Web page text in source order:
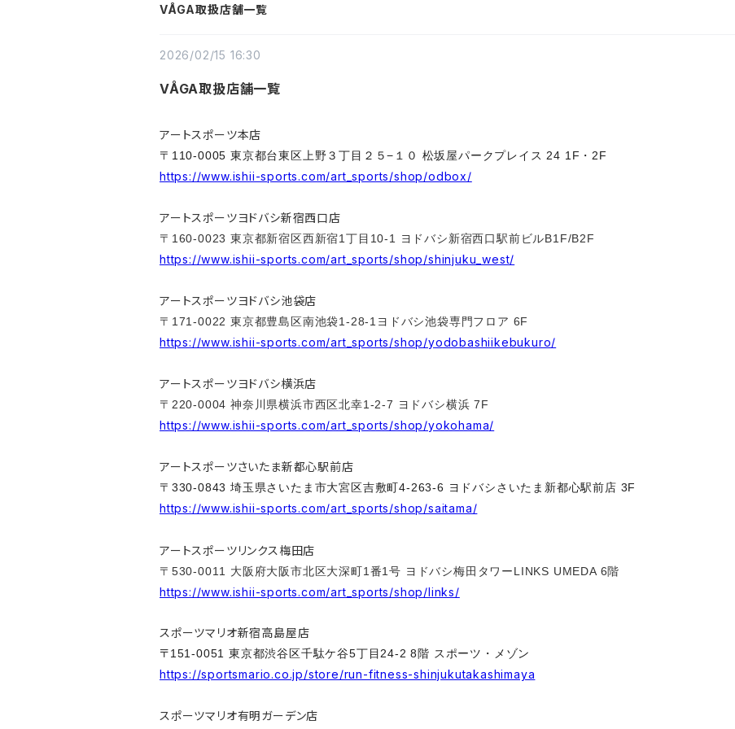
VÅGA取扱店舗一覧
2026/02/15 16:30
VÅGA取扱店舗一覧
アートスポーツ本店
〒110-0005 東京都台東区上野３丁目２５−１０ 松坂屋パークプレイス 24 1F・2F
https://www.ishii-sports.com/art_sports/shop/odbox/
アートスポーツヨドバシ新宿西口店
〒160-0023 東京都新宿区西新宿1丁目10-1 ヨドバシ新宿西口駅前ビルB1F/B2F
https://www.ishii-sports.com/art_sports/shop/shinjuku_west/
アートスポーツヨドバシ池袋店
〒171-0022 東京都豊島区南池袋1-28-1 ヨドバシ池袋専門フロア 6F
https://www.ishii-sports.com/art_sports/shop/yodobashiikebukuro/
アートスポーツヨドバシ横浜店
〒220-0004神奈川県横浜市西区北幸1-2-7 ヨドバシ横浜 7F
https://www.ishii-sports.com/art_sports/shop/yokohama/
アートスポーツさいたま新都心駅前店
〒330-0843 埼玉県さいたま市大宮区吉敷町4-263-6 ヨドバシさいたま新都心駅前店 3F
https://www.ishii-sports.com/art_sports/shop/saitama/
アートスポーツリンクス梅田店
〒530-0011 大阪府大阪市北区大深町1番1号 ヨドバシ梅田タワーLINKS UMEDA 6階
https://www.ishii-sports.com/art_sports/shop/links/
スポーツマリオ新宿高島屋店
〒151-0051 東京都渋谷区千駄ケ谷5丁目24-2 8階 スポーツ・メゾン
https://sportsmario.co.jp/store/run-fitness-shinjukutakashimaya
スポーツマリオ有明ガーデン店